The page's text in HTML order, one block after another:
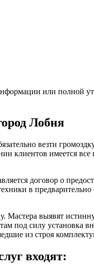
или полной
Лобня
везти
клиентов имеется
договор о
в
Мастера выявят
силу установка
из строя
входят: